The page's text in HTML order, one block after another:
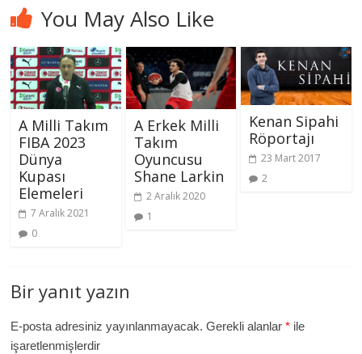
You May Also Like
A Milli Takım
FIBA 2023
Dünya
Kupası
Elemeleri
7 Aralık 2021
0
A Erkek Milli
Takım
Oyuncusu
Shane Larkin
2 Aralık 2020
1
Kenan Sipahi
Röportajı
23 Mart 2017
2
Bir yanıt yazın
E-posta adresiniz yayınlanmayacak. Gerekli alanlar* ile
işaretlenmişlerdir